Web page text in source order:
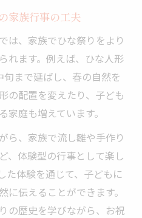
家族行事の工夫
は、家族でひな祭りをより
れます。例えば、ひな人形
まで延ばし、春の自然を
の配置を変えたり、子ども
家庭も増えています。
ら、家族で流し雛や手作り
、体験型の行事として楽し
た体験を通じて、子どもに
に伝えることができます。
の歴史を学びながら、お祝